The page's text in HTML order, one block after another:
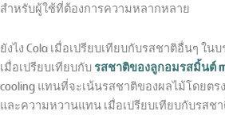
สำหรับผู้ใช้ที่ต้องการความหลากหลาย
ยังไง Cola เมื่อเปรียบเทียบกับรสชาติอื่นๆ ใ
เมื่อเปรียบเทียบกับรสชาติของลูกอมรสมิ้นต์
cooling แทนที่จะเน้นรสชาติของผลไม้โดยต
และความหวานแทน เมื่อเปรียบเทียบกับรสช